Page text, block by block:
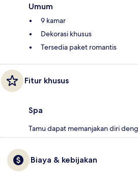
Umum
9 kamar
Dekorasi khusus
Tersedia paket romantis
Fitur khusus
Spa
Tamu dapat memanjakan diri
Biaya & kebijakan